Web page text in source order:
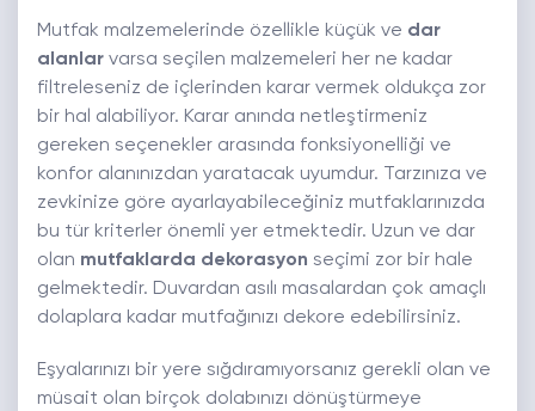
Mutfak malzemelerinde özellikle küçük ve dar
alanlar varsa seçilen malzemeleri her ne kadar
filtreleseniz de içlerinden karar vermek oldukça zor
bir hal alabiliyor. Karar anında netleştirmeniz
gereken seçenekler arasında fonksiyonelliği ve
konfor alanınızdan yaratacak uyumdur. Tarzınıza ve
zevkinize göre ayarlayabileceğiniz mutfaklarınızda
bu tür kriterler önemli yer etmektedir. Uzun ve dar
olan mutfaklarda dekorasyon seçimi zor bir hale
gelmektedir. Duvardan asılı masalardan çok amaçlı
dolaplara kadar mutfağınızı dekore edebilirsiniz.
Eşyalarınızı bir yere sığdıramıyorsanız gerekli olan ve
müsait olan birçok dolabınızı dönüştürmeye